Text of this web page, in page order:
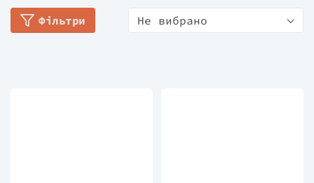
ресурсах, незмінно збираючи захоплені відгуки
читачів. Пізніше, 2017 року, на творчість авторки
Фільтри Не вибрано